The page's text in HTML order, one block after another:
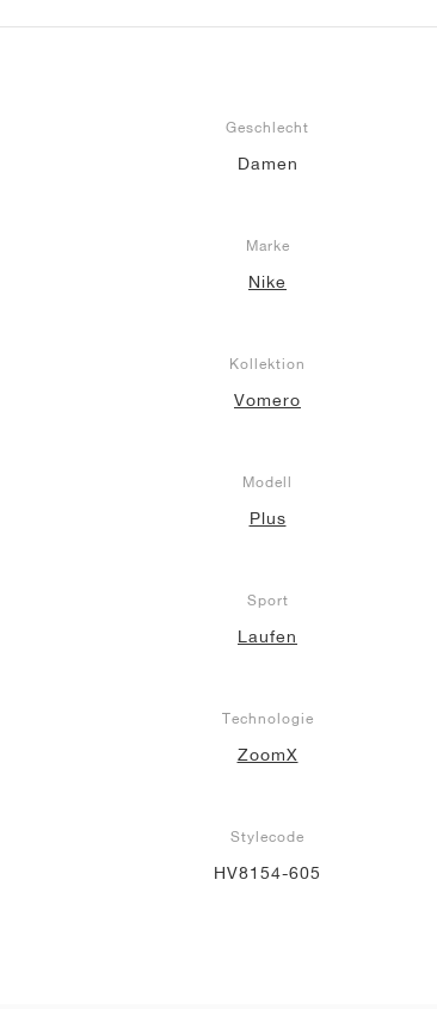
Geschlecht
Damen
Marke
Nike
Kollektion
Vomero
Modell
Plus
Sport
Laufen
Technologie
ZoomX
Stylecode
HV8154-605